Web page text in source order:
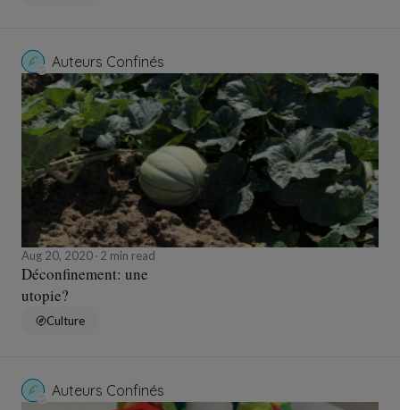
Auteurs Confinés
Aug 20, 2020 2 min read
Déconfinement: une
utopie?
Culture
Auteurs Confinés